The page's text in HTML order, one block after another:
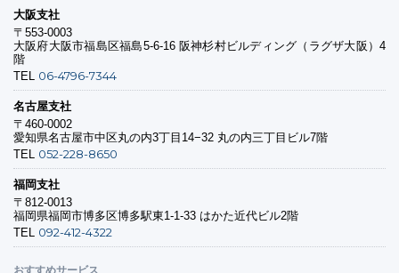
大阪支社
〒553-0003
大阪府大阪市福島区福島5-6-16 阪神杉村ビルディング（ラグザ大阪）4
階
TEL 06-4796-7344
名古屋支社
〒460-0002
愛知県名古屋市中区丸の内3丁目14−32 丸の内三丁目ビル7階
TEL 052-228-8650
福岡支社
〒812-0013
福岡県福岡市博多区博多駅東1-1-33 はかた近代ビル2階
TEL 092-412-4322
おすすめサービス